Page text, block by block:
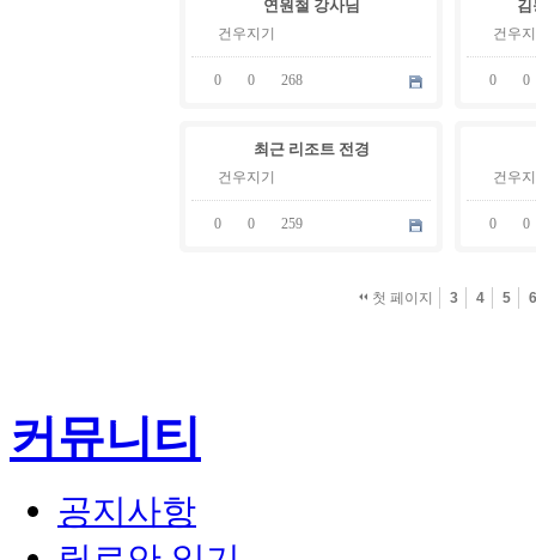
연원철 강사님
건우지기
0 0 268
김
건우
0 0
최근 리조트 전경
건우지기
0 0 259
건우
0 0
첫 페이지 3 4 5 6
커뮤니티
공지사항